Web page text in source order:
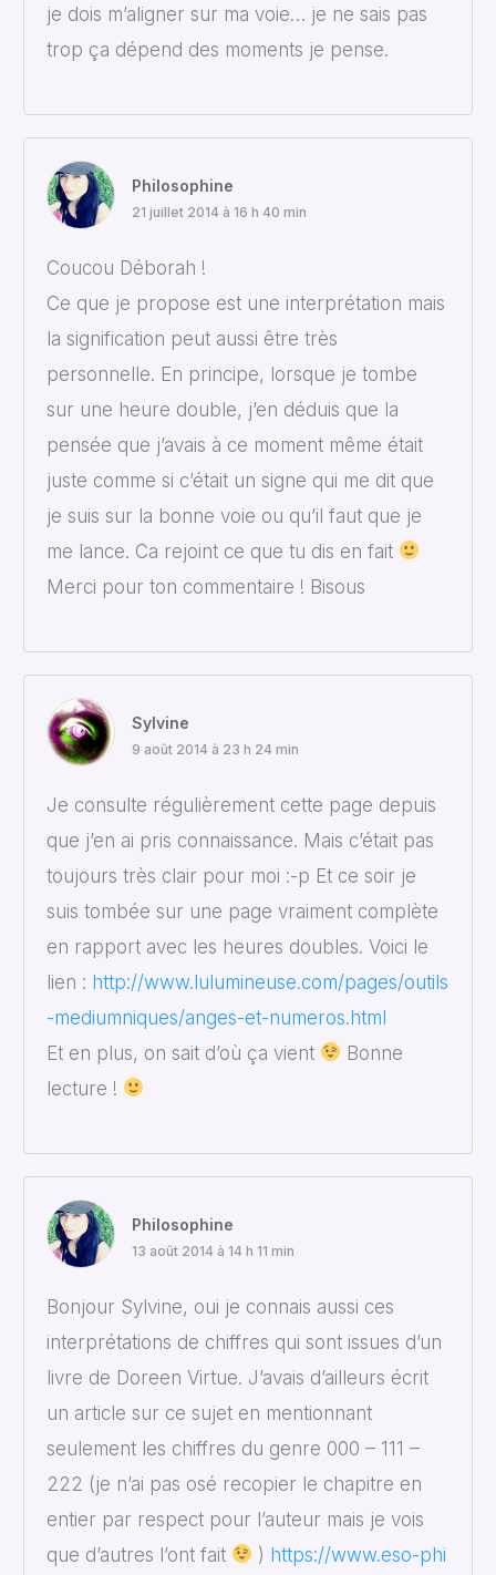
je dois m’aligner sur ma voie… je ne sais pas
trop ça dépend des moments je pense.
Philosophine
21 juillet 2014 à 16 h 40 min
Coucou Déborah !
Ce que je propose est une interprétation mais
la signification peut aussi être très
personnelle. En principe, lorsque je tombe
sur une heure double, j’en déduis que la
pensée que j’avais à ce moment même était
juste comme si c’était un signe qui me dit que
je suis sur la bonne voie ou qu’il faut que je
me lance. Ca rejoint ce que tu dis en fait
Merci pour ton commentaire ! Bisous
Sylvine
9 août 2014 à 23 h 24 min
Je consulte régulièrement cette page depuis
que j’en ai pris connaissance. Mais c’était pas
toujours très clair pour moi :-p Et ce soir je
suis tombée sur une page vraiment complète
en rapport avec les heures doubles. Voici le
lien : http://www.lulumineuse.com/pages/outils
-mediumniques/anges-et-numeros.html
Et en plus, on sait d’où ça vient
Bonne
lecture !
Philosophine
13 août 2014 à 14 h 11 min
Bonjour Sylvine, oui je connais aussi ces
interprétations de chiffres qui sont issues d’un
livre de Doreen Virtue. J’avais d’ailleurs écrit
un article sur ce sujet en mentionnant
seulement les chiffres du genre 000 – 111 –
222 (je n’ai pas osé recopier le chapitre en
entier par respect pour l’auteur mais je vois
que d’autres l’ont fait
) https://www.eso-phi